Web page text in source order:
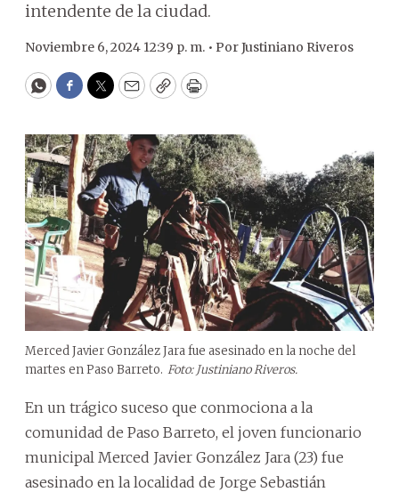
intendente de la ciudad.
Noviembre 6, 2024 12:39 p. m. • PorJustiniano Riveros
WhatsApp
Facebook
Twitter
EmailCopyPrint
Merced Javier González Jara fue asesinado en la noche del
martes en Paso Barreto. Foto: Justiniano Riveros.
En un trágico suceso que conmociona a la
comunidad de Paso Barreto, el joven funcionario
municipal Merced Javier González Jara (23) fue
asesinado en la localidad de Jorge Sebastián